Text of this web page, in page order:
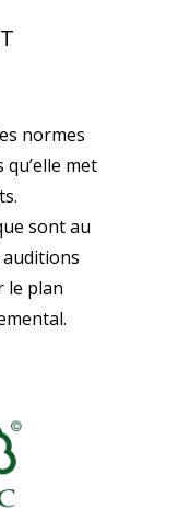
normes
met
sont au
le plan